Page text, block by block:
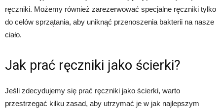
ręczniki. Możemy również zarezerwować specjalne ręczniki tylko
do celów sprzątania, aby uniknąć przenoszenia bakterii na nasze
ciało.
Jak prać ręczniki jako ścierki?
Jeśli zdecydujemy się prać ręczniki jako ścierki, warto
przestrzegać kilku zasad, aby utrzymać je w jak najlepszym